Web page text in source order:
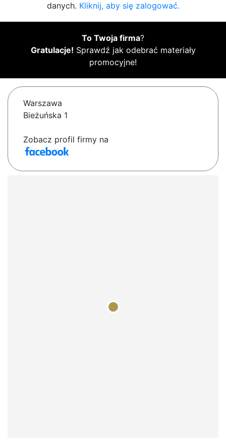
danych. Kliknij, aby się zalogować.
To Twoja firma?
Gratulacje! Sprawdź jak odebrać materiały
promocyjne!
Warszawa
Bieżuńska 1
Zobacz profil firmy na